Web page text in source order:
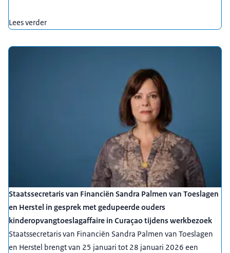
Lees verder
Staatssecretaris van Financiën Sandra Palmen van Toeslagen
en Herstel in gesprek met gedupeerde ouders
kinderopvangtoeslagaffaire in Curaçao tijdens werkbezoek
Staatssecretaris van Financiën Sandra Palmen van Toeslagen
en Herstel brengt van 25 januari tot 28 januari 2026 een